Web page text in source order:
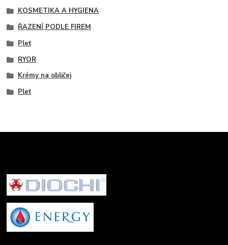
KOSMETIKA A HYGIENA
ŘAZENÍ PODLE FIREM
Pleť
RYOR
Krémy na obličej
Pleť